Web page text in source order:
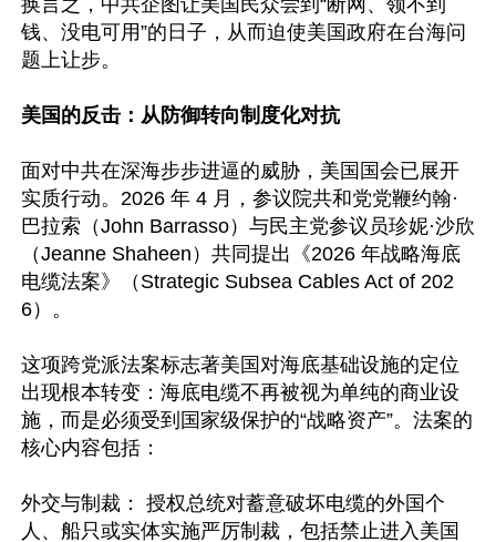
换言之，中共企图让美国民众尝到“断网、领不到
钱、没电可用”的日子，从而迫使美国政府在台海问
题上让步。
美国的反击：从防御转向制度化对抗
面对中共在深海步步进逼的威胁，美国国会已展开
实质行动。2026 年 4 月，参议院共和党党鞭约翰·
巴拉索（John Barrasso）与民主党参议员珍妮·沙欣
（Jeanne Shaheen）共同提出《2026 年战略海底
电缆法案》（Strategic Subsea Cables Act of 202
6）。
这项跨党派法案标志著美国对海底基础设施的定位
出现根本转变：海底电缆不再被视为单纯的商业设
施，而是必须受到国家级保护的“战略资产”。法案的
核心内容包括：
外交与制裁： 授权总统对蓄意破坏电缆的外国个
人、船只或实体实施严厉制裁，包括禁止进入美国